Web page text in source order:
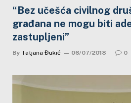
“Bez učešća civilnog
građana ne mogu biti
zastupljeni”
By Tatjana Đukić 06/07/2018 0